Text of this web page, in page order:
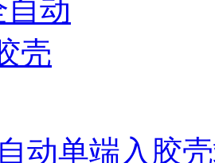
动单端入胶